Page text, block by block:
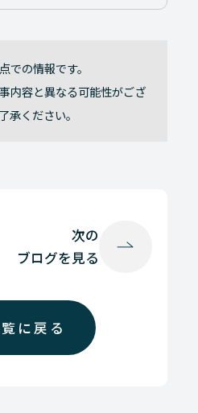
での情報です。
内容と異なる可能性がござ
承ください。
に戻る
次の
ブログを見る